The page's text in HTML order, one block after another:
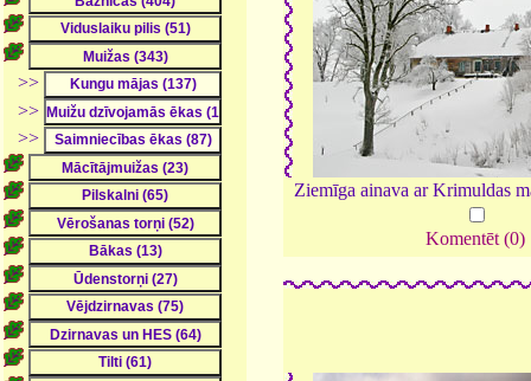
>>
>>
>>
Ziemīga ainava ar Krimuldas
Komentēt (0)